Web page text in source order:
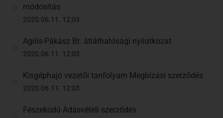
módosítás
2020.06.11. 12:03
Agilis-Pákász Bt. átláthatósági nyilatkozat
2020.06.11. 12:03
Kisgéphajó vezetői tanfolyam Megbízási szerződés
2020.06.11. 12:03
Fészekodú Adásvételi szerződés